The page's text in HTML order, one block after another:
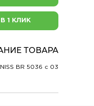
1 КЛИК
ТОВАРА
BR 5036 c 03